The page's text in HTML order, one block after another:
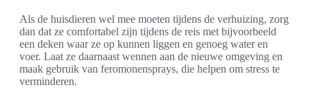
Als de huisdieren wel mee moeten tijdens de verhuizing, zorg
dan dat ze comfortabel zijn tijdens de reis met bijvoorbeeld
een deken waar ze op kunnen liggen en genoeg water en
voer. Laat ze daarnaast wennen aan de nieuwe omgeving en
maak gebruik van feromonensprays, die helpen om stress te
verminderen.